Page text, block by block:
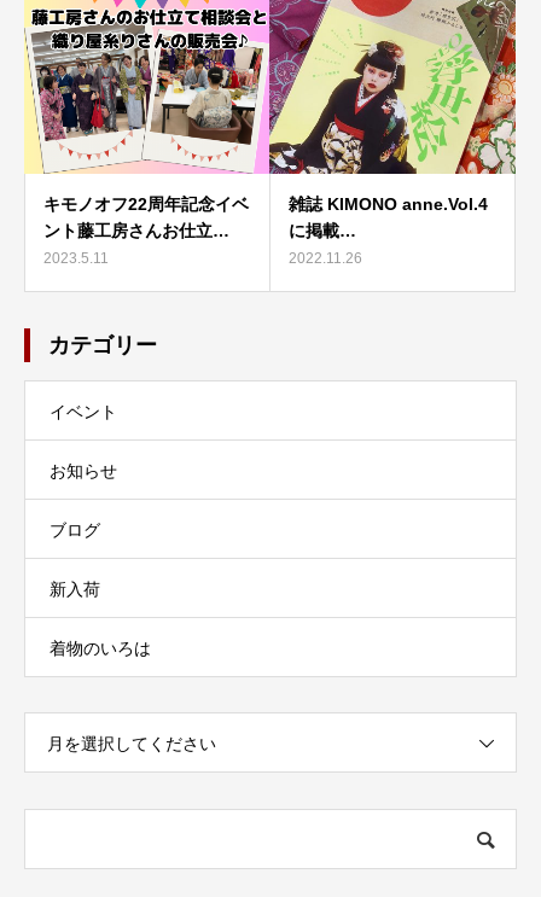
キモノオフ22周年記念イベ
ント藤工房さんお仕立…
2023.5.11
雑誌 KIMONO anne.Vol.4
に掲載…
2022.11.26
カテゴリー
イベント
お知らせ
ブログ
新入荷
着物のいろは
月を選択してください